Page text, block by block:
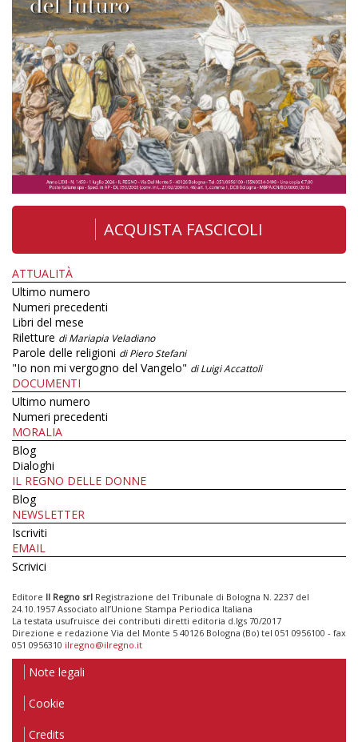
ACQUISTA FASCICOLI
ATTUALITÀ
Ultimo numero
Numeri precedenti
Libri del mese
Riletture di Mariapia Veladiano
Parole delle religioni di Piero Stefani
"Io non mi vergogno del Vangelo" di Luigi Accattoli
DOCUMENTI
Ultimo numero
Numeri precedenti
MORALIA
Blog
Dialoghi
IL REGNO DELLE DONNE
Blog
NEWSLETTER
Iscriviti
EMAIL
Scrivici
Editore Il Regno srl Registrazione del Tribunale di Bologna N. 2237 del
24.10.1957 Associato all’Unione Stampa Periodica Italiana
La testata usufruisce dei contributi diretti editoria d.lgs 70/2017
Direzione e redazione Via del Monte 5 40126 Bologna (Bo) tel 051 0956100 - fax
051 0956310 ilregno@ilregno.it
Note legali
Cookie
Credits